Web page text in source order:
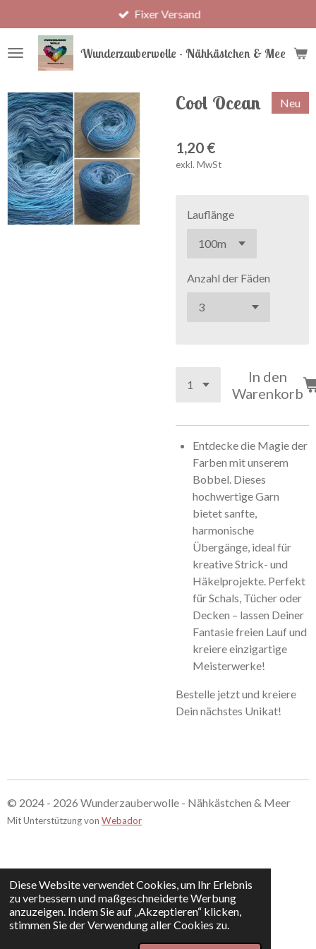
Diese Website verwendet Cookies, um Ihr Erlebnis
zu verbessern und maßgeschneiderte Werbung
anzuzeigen. Indem Sie auf „Akzeptieren“ klicken,
stimmen Sie der Verwendung aller Cookies zu.
Hauptinhalt
springen
Wunderzauberwolle - Nähkästchen & Meer
Fixer Versand
Cool Ocean Neu
1,20 €
exkl. MwSt
Lauflänge
Anzahl der Fäden
In den
Warenkorb
Entdecke die Magie der
Farben mit unserem
Bobbel. Dieses
hochwertige Garn
bietet sanfte,
harmonische
Übergänge, ideal für
kreative Strick- und
Häkelprojekte. Perfekt
für Schals, Tücher oder
Decken – lassen Deiner
Fantasie freien Lauf und
kreiere einzigartige
Meisterwerke!
Bestelle jetzt und kreiere
Dein nächstes Unikat!
© 2024 - 2026 Wunderzauberwolle - Nähkästchen & Meer
Mit Unterstützung von Webador